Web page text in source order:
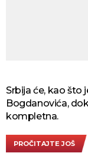
Srbija će, kao što
Bogdanovića,
kompletna.
PROČITAJTE JOŠ